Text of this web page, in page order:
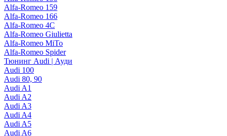
Alfa-Romeo 159
Alfa-Romeo 166
Alfa-Romeo 4C
Alfa-Romeo Giulietta
Alfa-Romeo MiTo
Alfa-Romeo Spider
Тюнинг Audi | Ауди
Audi 100
Audi 80, 90
Audi A1
Audi A2
Audi A3
Audi A4
Audi A5
Audi A6